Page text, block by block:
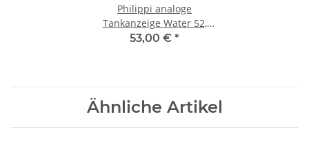
Philippi analoge
Tankanzeige Water 52,
207780601
53,00 € *
Ähnliche Artikel